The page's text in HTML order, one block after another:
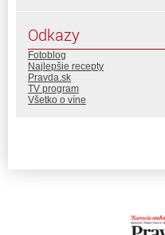
Odkazy
Fotoblog
Najlepšie recepty
Pravda.sk
TV program
Všetko o víne